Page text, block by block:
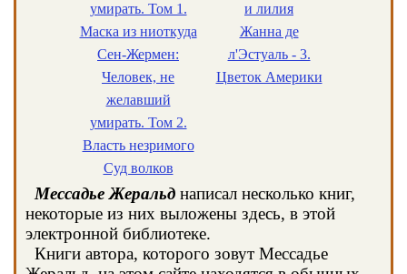
умирать. Том 1.
Маска из ниоткуда
Сен-Жермен:
Человек, не
желавший
умирать. Том 2.
Власть незримого
Суд волков
и лилия
Жанна де
л'Эстуаль - 3.
Цветок Америки
Мессадье Жеральд написал несколько книг,
некоторые из них выложены здесь, в этой
электронной библиотеке.
Книги автора, которого зовут Мессадье